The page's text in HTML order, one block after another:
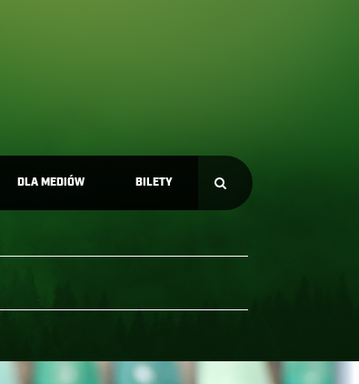
DLA MEDIÓW BILETY